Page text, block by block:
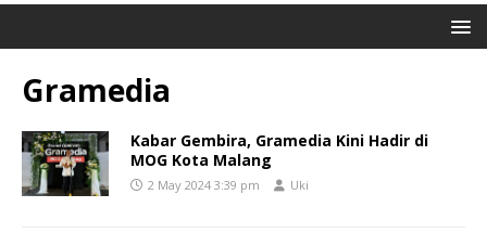
Gramedia
Kabar Gembira, Gramedia Kini Hadir di
MOG Kota Malang
2 May 2024 3:39 pm Uki